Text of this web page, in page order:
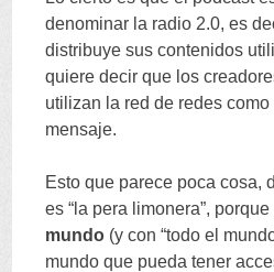
denominar la radio 2.0,es
distribuye sus contenidos
quiere decir que los
utilizan la red de redes
mensaje.
Esto que parece poca cosa,
es “ la pera limonera”, porque
mundo (y con “todo el
mundo que pueda tener